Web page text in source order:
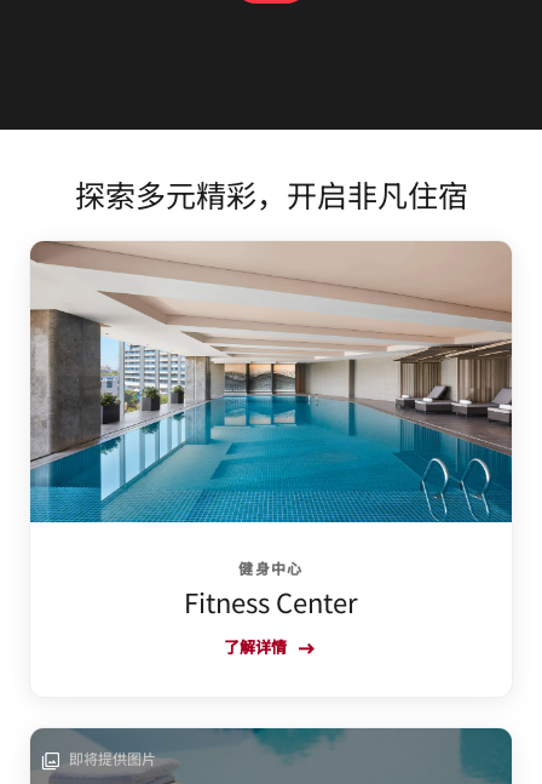
探索
探索多元精彩，开启非凡住宿
健身中心
Fitness Center
了解详情
即将提供图片